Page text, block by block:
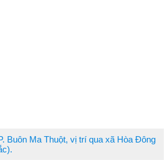
Buôn Ma Thuột, vị trí qua xã Hòa Đông